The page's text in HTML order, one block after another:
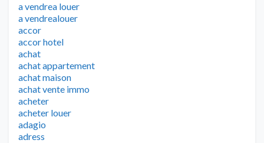
a vendrea louer
a vendrealouer
accor
accor hotel
achat
achat appartement
achat maison
achat vente immo
acheter
acheter louer
adagio
adress